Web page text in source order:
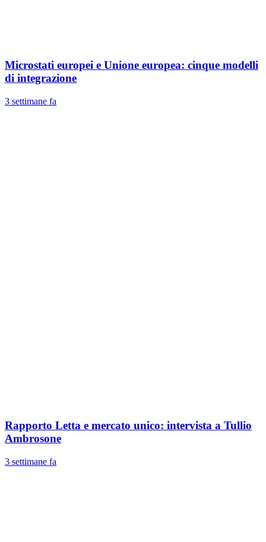
Microstati europei e Unione europea: cinque modelli
di integrazione
3 settimane fa
Rapporto Letta e mercato unico: intervista a Tullio
Ambrosone
3 settimane fa